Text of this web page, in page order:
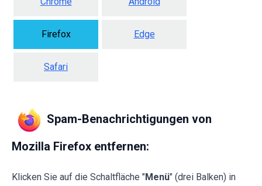
Firefox Edge
Safari
Spam-Benachrichtigungen von
Mozilla Firefox entfernen:
Klicken Sie auf die Schaltfläche "Menü" (drei Balken) in